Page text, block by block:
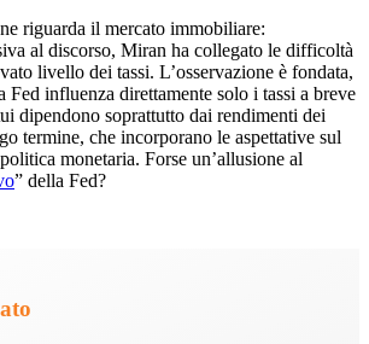
riguarda il mercato immobiliare:
al discorso, Miran ha collegato le difficoltà
livello dei tassi. L’osservazione è fondata,
Fed influenza direttamente solo i tassi a breve
dipendono soprattutto dai rendimenti dei
termine, che incorporano le aspettative sul
monetaria. Forse un’allusione al
” della Fed?